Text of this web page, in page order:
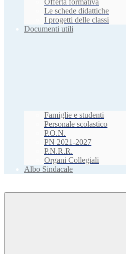
Offerta formativa
Le schede didattiche
I progetti delle classi
Documenti utili
Famiglie e studenti
Personale scolastico
P.O.N.
PN 2021-2027
P.N.R.R.
Organi Collegiali
Albo Sindacale